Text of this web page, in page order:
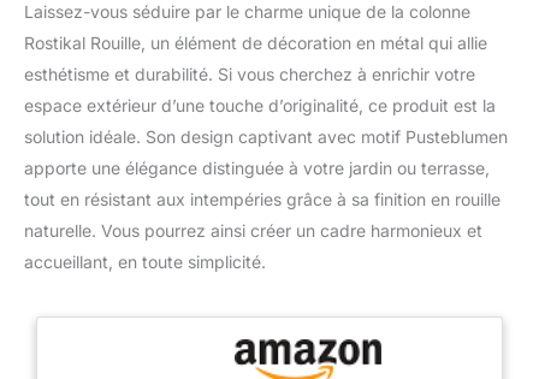
Laissez-vous séduire par le charme unique de la colonne
Rostikal Rouille, un élément de décoration en métal qui allie
esthétisme et durabilité. Si vous cherchez à enrichir votre
espace extérieur d’une touche d’originalité, ce produit est la
solution idéale. Son design captivant avec motif Pusteblumen
apporte une élégance distinguée à votre jardin ou terrasse,
tout en résistant aux intempéries grâce à sa finition en rouille
naturelle. Vous pourrez ainsi créer un cadre harmonieux et
accueillant, en toute simplicité.